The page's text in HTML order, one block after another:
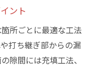
ント
所ごとに最適な工法
打ち継ぎ部からの漏
隙間には充填工法、